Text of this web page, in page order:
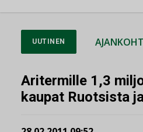
UUTINEN
Aritermille 1,3
kaupat Ruotsista